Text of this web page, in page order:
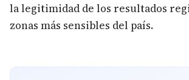
la legitimidad de los resultados
zonas más sensibles del país.